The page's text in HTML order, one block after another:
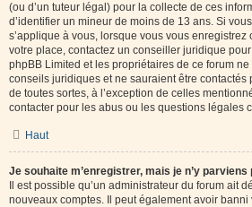
(ou d’un tuteur légal) pour la collecte de ces
d’identifier un mineur de moins de 13 ans. Si
s’applique à vous, lorsque vous vous enregistrez
votre place, contactez un conseiller juridique
phpBB Limited et les propriétaires de ce forum
conseils juridiques et ne sauraient être
de toutes sortes, à l’exception de celles
contacter pour les abus ou les questions légales
Haut
Je souhaite m’enregistrer, mais je n’y parviens
Il est possible qu’un administrateur du forum ait
nouveaux comptes. Il peut également avoir